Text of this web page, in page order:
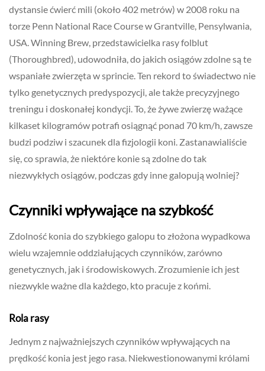
dystansie ćwierć mili (około 402 metrów) w 2008 roku na
torze Penn National Race Course w Grantville, Pensylwania,
USA. Winning Brew, przedstawicielka rasy folblut
(Thoroughbred), udowodniła, do jakich osiągów zdolne są te
wspaniałe zwierzęta w sprincie. Ten rekord to świadectwo nie
tylko genetycznych predyspozycji, ale także precyzyjnego
treningu i doskonałej kondycji. To, że żywe zwierzę ważące
kilkaset kilogramów potrafi osiągnąć ponad 70 km/h, zawsze
budzi podziw i szacunek dla fizjologii koni. Zastanawialiście
się, co sprawia, że niektóre konie są zdolne do tak
niezwykłych osiągów, podczas gdy inne galopują wolniej?
Czynniki wpływające na szybkość
Zdolność konia do szybkiego galopu to złożona wypadkowa
wielu wzajemnie oddziałujących czynników, zarówno
genetycznych, jak i środowiskowych. Zrozumienie ich jest
niezwykle ważne dla każdego, kto pracuje z końmi.
Rola rasy
Jednym z najważniejszych czynników wpływających na
prędkość konia jest jego rasa. Niekwestionowanymi królami